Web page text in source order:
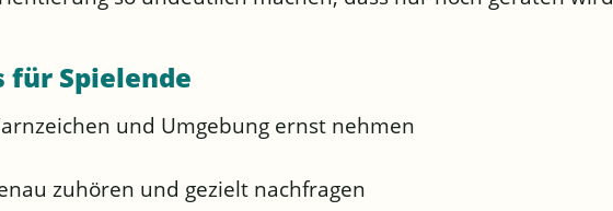
für Spielende
und Umgebung ernst nehmen
zuhören und gezielt nachfragen